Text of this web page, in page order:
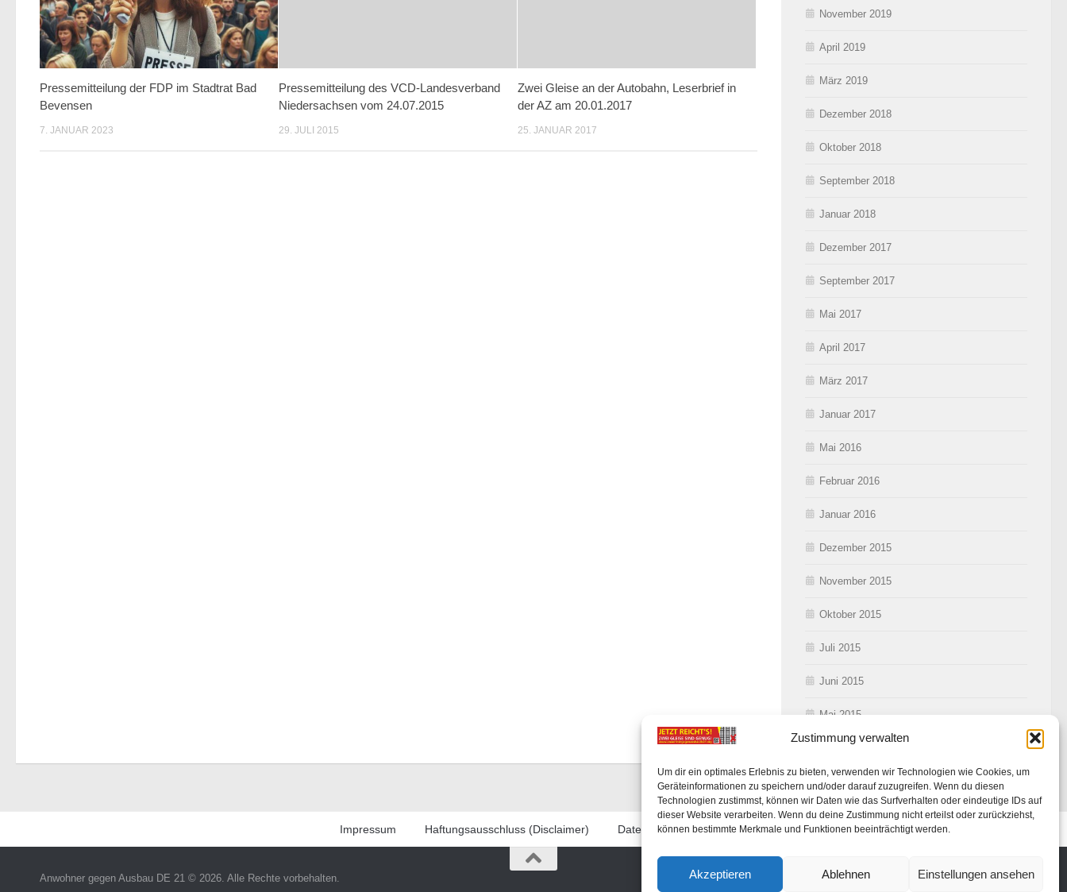
Zustimmung verwalten
Um dir ein optimales Erlebnis zu bieten, verwenden wir Technologien wie Cookies, um
Geräteinformationen zu speichern und/oder darauf zuzugreifen. Wenn du diesen
Technologien zustimmst, können wir Daten wie das Surfverhalten oder eindeutige IDs auf
dieser Website verarbeiten. Wenn du deine Zustimmung nicht erteilst oder zurückziehst,
können bestimmte Merkmale und Funktionen beeinträchtigt werden.
Akzeptieren Ablehnen Einstellungen ansehen
Pressemitteilung der FDP im Stadtrat Bad
Bevensen
7. JANUAR 2023
Pressemitteilung des VCD-Landesverband
Niedersachsen vom 24.07.2015
29. JULI 2015
Zwei Gleise an der Autobahn, Leserbrief in
der AZ am 20.01.2017
25. JANUAR 2017
November 2019
April 2019
März 2019
Dezember 2018
Oktober 2018
September 2018
Januar 2018
Dezember 2017
September 2017
Mai 2017
April 2017
März 2017
Januar 2017
Mai 2016
Februar 2016
Januar 2016
Dezember 2015
November 2015
Oktober 2015
Juli 2015
Juni 2015
Mai 2015
Impressum Haftungsausschluss (Disclaimer) Datenschutzerklärung
Anwohner gegen Ausbau DE 21 © 2026. Alle Rechte vorbehalten.